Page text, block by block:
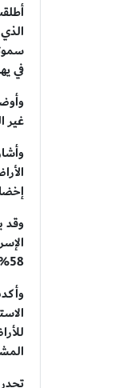
في
غير
58% من المنطقة (ج)، أي حوالي 35% من الضفة الغربية باستثناء القدس الشرقية، وتسجيلها.